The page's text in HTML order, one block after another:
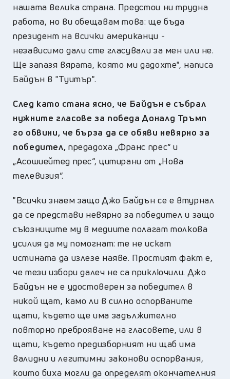
нашата велика страна. Предстои ни трудна
работа, но ви обещавам това: ще бъда
президент на всички американци -
независимо дали сте гласували за мен или не.
Ще запазя вярата, която ми дадохте", написа
Байдън в "Туитър".
След като стана ясно, че Байдън е събрал
нужните гласове за победа Доналд Тръмп
го обвини, че бърза да се обяви невярно за
победител, предадоха „Франс прес“ и
„Асошиейтед прес“, цитирани от „Нова
телевизия“.
"Всички знаем защо Джо Байдън се е втурнал
да се представи невярно за победител и защо
съюзниците му в медиите полагат толкова
усилия да му помогнат: те не искат
истината да излезе наяве. Простият факт е,
че тези избори далеч не са приключили. Джо
Байдън не е удостоверен за победител в
никой щат, камо ли в силно оспорваните
щати, където ще има задължително
повторно преброяване на гласовете, или в
щати, където предизборният ни щаб има
валидни и легитимни законови оспорвания,
които биха могли да определят окончателния